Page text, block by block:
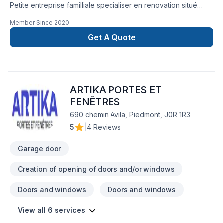
Petite entreprise familliale specialiser en renovation situé
Member Since 2020
Get A Quote
ARTIKA PORTES ET
FENÊTRES
690 chemin Avila, Piedmont, J0R 1R3
5
4 Reviews
Garage door
Creation of opening of doors and/or windows
Doors and windows Doors and windows
View all 6 services